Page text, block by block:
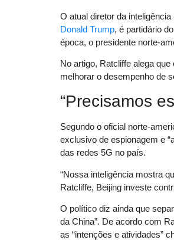
O atual diretor da
Donald Trump, é partidário
época, o presidente norte-
No artigo, Ratcliffe alega
melhorar o desempenho de
“Precisamos
Segundo o oficial norte-
exclusivo de espionagem e
das redes 5G no país.
“Nossa inteligência mostra
Ratcliffe, Beijing investe
O político diz ainda que
da China”. De acordo com
as “intenções e atividades”